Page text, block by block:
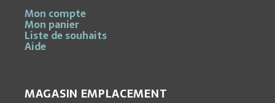
Mon compte
Mon panier
Liste de souhaits
Aide
MAGASIN EMPLACEMENT